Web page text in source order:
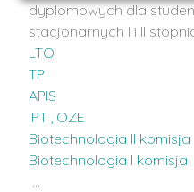
dyplomowych dla
stacjonarnych I i II
LTO
TP
APIS
IPT ,IOZE
Biotechnologia II komisja
Biotechnologia I komisja
…